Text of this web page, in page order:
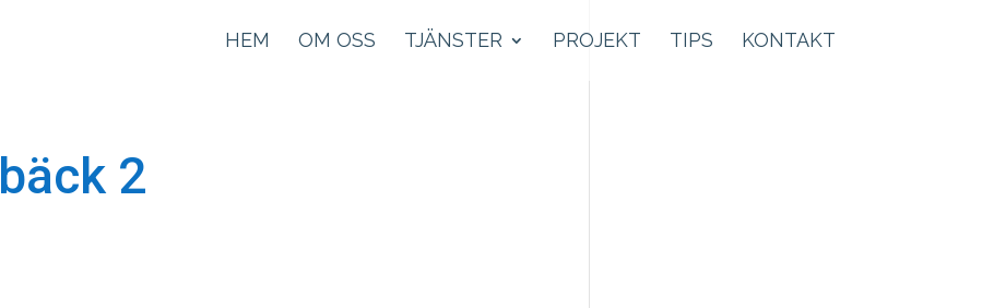
HEM OM OSS TJÄNSTER PROJEKT TIPS KONTAKT
2